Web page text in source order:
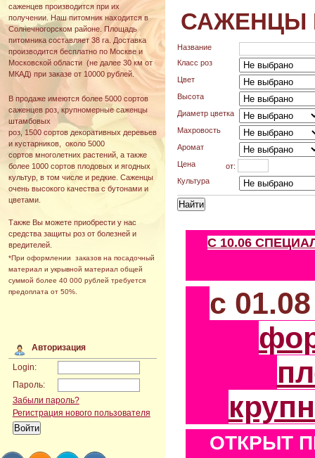
саженцев производится при их
получении. Наш питомник находится в
Солнечногорском районе. Площадь
питомника составляет 38 га. Доставка
производится бесплатно по Москве и
Московской области (не далее 30 км от
МКАД) при заказе от 10000 рублей.
В продаже имеются более 5000 сортов
саженцев роз, крупномерные саженцы
штамбовых
роз, 1500 сортов декоративных деревьев
и кустарников, около 5000
сортов многолетних растений, а также
более 1000 сортов плодовых и ягодных
культур, в том числе и редкие. Саженцы
очень высокого качества с бутонами и
цветами.
Также Вы можете приобрести у нас
средства защиты роз от болезней и
вредителей.
*При оформлении заказов на посадочный
материал и укрывной материал общей
суммой более 40 000 рублей требуется
предоплата от 50%.
Авторизация
Login:
Пароль:
Забыли пароль?
Регистрация нового пользователя
САЖЕНЦЫ
Название
Класс роз
Цвет
Высота
Диаметр цветка
Махровость
Аромат
Цена
от:
Культура
С 10.06
с
ОТКРЫТ